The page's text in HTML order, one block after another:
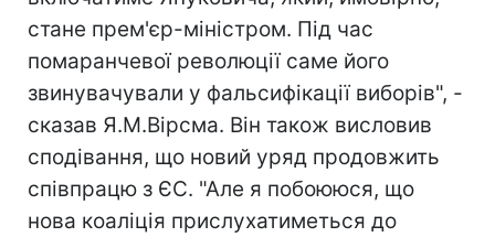
стане прем'єр-міністром. Під час
помаранчевої революції саме його
звинувачували у фальсифікації виборів", -
сказав Я.М.Вірсма. Він також висловив
сподівання, що новий уряд продовжить
співпрацю з ЄС. "Але я побоююся, що
нова коаліція прислухатиметься до